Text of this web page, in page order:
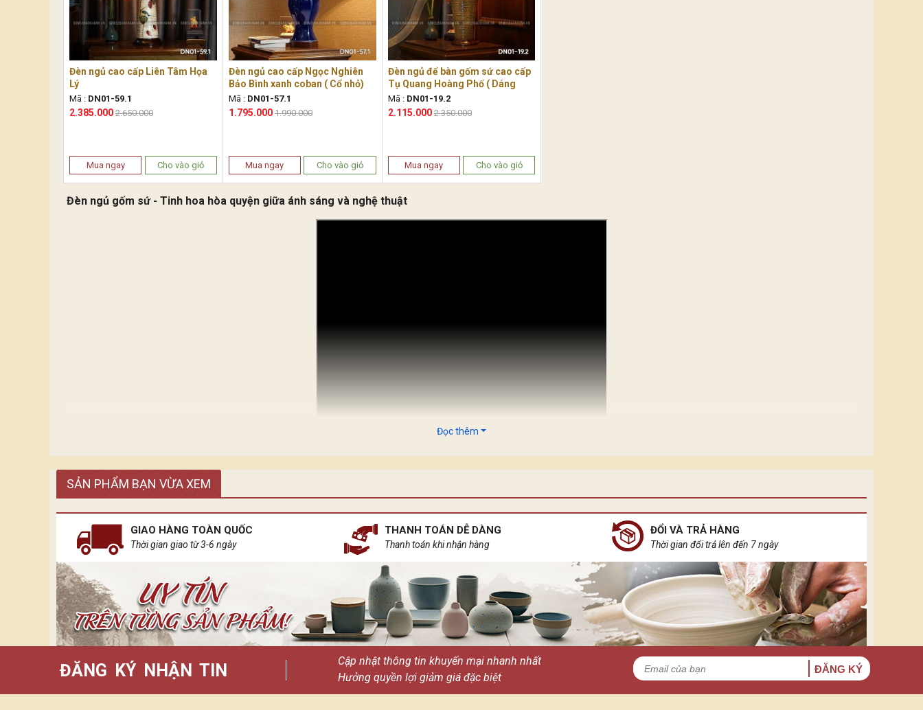
Đèn ngủ cao cấp Liên Tâm Họa
Lý
Mã : DN01-59.1
2.385.000 2.650.000
Mua ngay Cho vào giỏ
Đèn ngủ cao cấp Ngọc Nghiên
Bảo Bình xanh coban ( Cổ nhỏ)
Mã : DN01-57.1
1.795.000 1.990.000
Mua ngay Cho vào giỏ
Đèn ngủ để bàn gốm sứ cao cấp
Tụ Quang Hoàng Phố ( Dáng
tròn)
Mã : DN01-19.2
2.115.0002.350.000
Mua ngay Cho vào giỏ
Đèn ngủ gốm sứ - Tinh hoa hòa quyện giữa ánh sáng và nghệ thuật
Ánh sáng tựa những dòng chảy tiếp nối nhau. Mỗi dòng ánh sáng lại có những sứ mệnh riêng. Ánh sáng mặt trời khởi nguồn của sự sống vạn vật, ánh sáng điện đại
diện cho sự phát triển tân tiến hiện đại.
Còn ánh sáng của Bảo Khánh đến từ những chiếc đèn ngủ gốm sứ, tựa như một khúc ca du dương ngân lên giữa chốn không gian khuê tĩnh ẩn đầy rung cảm.
Đọc thêm
SẢN PHẨM BẠN VỪA XEM
GIAO HÀNG TOÀN QUỐC
Thời gian giao từ 3-6 ngày
THANH TOÁN DỄ DÀNG
Thanh toán khi nhận hàng
ĐỔI VÀ TRẢ HÀNG
Thời gian đổi trả lên đến 7 ngày
ĐĂNG KÝ NHẬN TIN
Cập nhật thông tin khuyến mại nhanh nhất
Hưởng quyền lợi giảm giá đặc biệt
ĐĂNG KÝ